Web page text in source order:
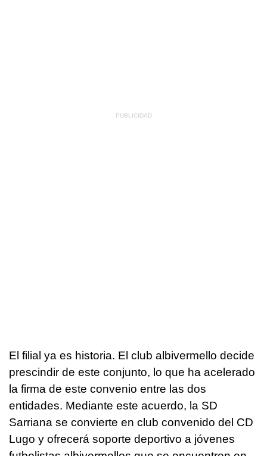
El filial ya es historia. El club albivermello decide
prescindir de este conjunto, lo que ha acelerado
la firma de este convenio entre las dos
entidades. Mediante este acuerdo, la SD
Sarriana se convierte en club convenido del CD
Lugo y ofrecerá soporte deportivo a jóvenes